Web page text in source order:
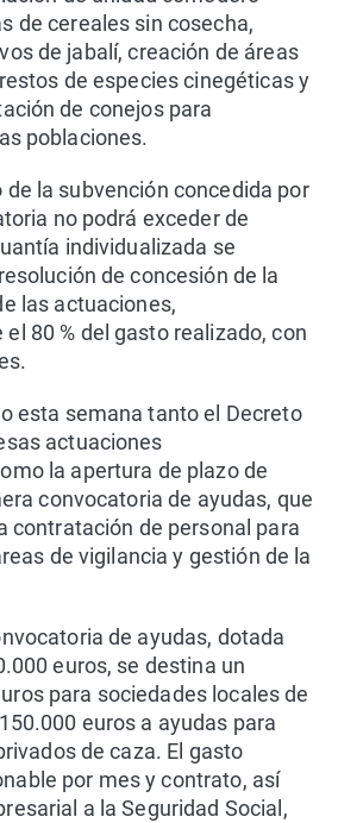
de cereales sin cosecha,
de jabalí, creación de áreas
de especies cinegéticas y
de conejos para
poblaciones.
la subvención concedida por
no podrá exceder de
individualizada se
de concesión de la
las actuaciones,
80 % del gasto realizado, con
esta semana tanto el Decreto
actuaciones
la apertura de plazo de
convocatoria de ayudas, que
contratación de personal para
de vigilancia y gestión de la
de ayudas, dotada
euros, se destina un
para sociedades locales de
euros a ayudas para
de caza. El gasto
por mes y contrato, así
a la Seguridad Social,